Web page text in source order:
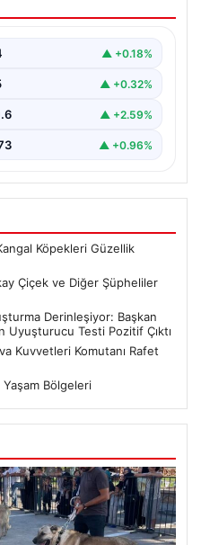
Tutuklama
yürüttüğü kapsamlı
gündemdeki yerini…
▲ +0.18%
▲ +0.32%
▲ +2.59%
▲ +0.96%
Köpekleri Güzellik
Çiçek ve Diğer Şüpheliler
Derinleşiyor: Başkan
Uyuşturucu Testi Pozitif Çıktı
Kuvvetleri Komutanı Rafet
Bölgeleri